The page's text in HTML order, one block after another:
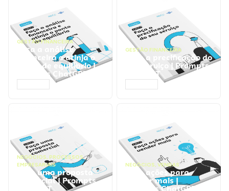
GESTÃO FINANCEIRA
Faça a análise
financeira e atinja o
ponto de equilíbrio |
Prompts ChatGPT
GESTÃO FINANCEIRA
Faça a precificação do
seu serviço | Prompts
ChatGPT
NEGÓCIOS, PROCESSOS
EMPRESARIAIS
Faça uma proposta
comercial | Prompts
ChatGPT
NEGÓCIOS, VENDAS
Faça ações para
vender mais |
Prompts ChatGPT